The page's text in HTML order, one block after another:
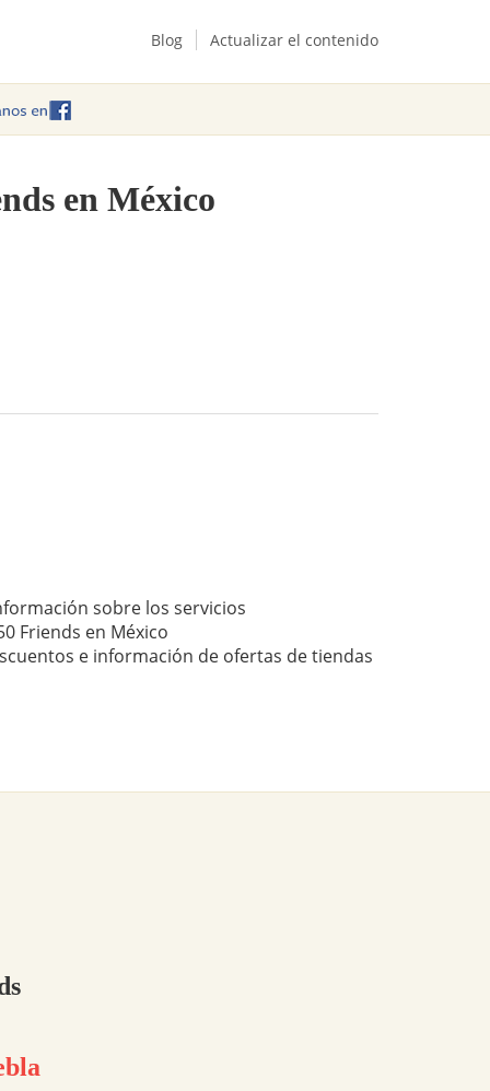
Blog Actualizar el contenido
en México
sobre los servicios
Friends en México
e información de ofertas de tiendas